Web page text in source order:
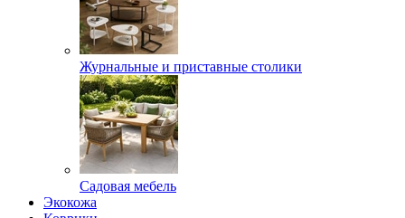
Журнальные и приставные столики
Садовая мебель
Экокожа